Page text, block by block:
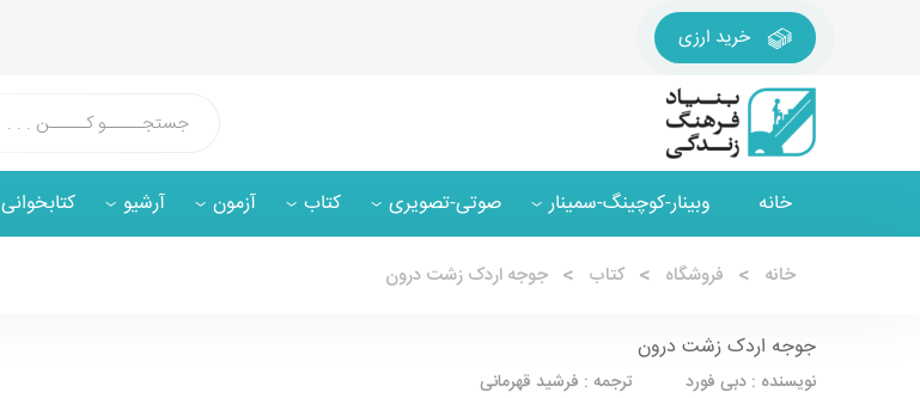
خرید ارزی
خانه وبینار-کوچینگ-سمینار صوتی-تصویری کتاب آزمون آرشیو کتابخوانی
خانه فروشگاه کتاب جوجه اردک زشت درون
جوجه اردک زشت درون
نویسنده : دبی فورد ترجمه : فرشید قهرمانی